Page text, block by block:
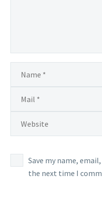
Save my name,
the next time I